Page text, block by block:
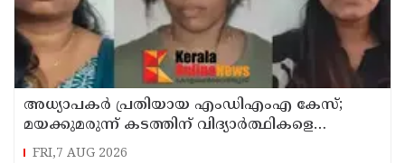
അധ്യാപകര്‍ പ്രതിയായ എംഡിഎംഎ കേസ്;
മയക്കുമരുന്ന് കടത്തിന് വിദ്യാര്‍ത്ഥികളെ
ഉപയോഗിച്ചോ എന്ന് സംശയം
FRI,7 AUG 2026